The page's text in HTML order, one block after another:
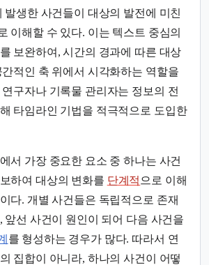
발생한 사건들이 대상의 발전에 미친
이해할 수 있다. 이는 텍스트 중심의
보완하여, 시간의 경과에 따른 대상
적인 축 위에서 시각화하는 역할을
구자나 기록물 관리자는 정보의 전
타임라인 기법을 적극적으로 도입한
서 가장 중요한 요소 중 하나는 사건
하여 대상의 변화를 단계적 으로 이해
다. 개별 사건들은 독립적으로 존재
앞선 사건이 원인이 되어 다음 사건을
를 형성하는 경우가 많다. 따라서 연
집합이 아니라, 하나의 사건이 어떻